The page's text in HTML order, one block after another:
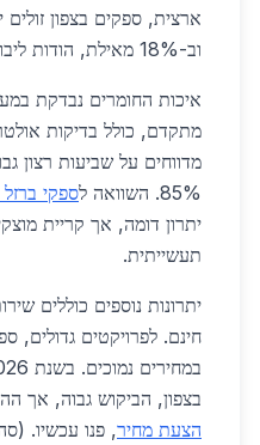
וב-18% מאילת, הודות ליבוא ישיר.
איכות החומרים נבדקת
מתקדם, כולל בדיקות
מדווחים על שביעות רצון
85%. השוואה ל
ספקי
יתרון דומה, אך קריית
תעשייתית.
חינם. לפרויקטים גדולים,
בצפון, הביקוש גבוה, אך
הצעת מחיר